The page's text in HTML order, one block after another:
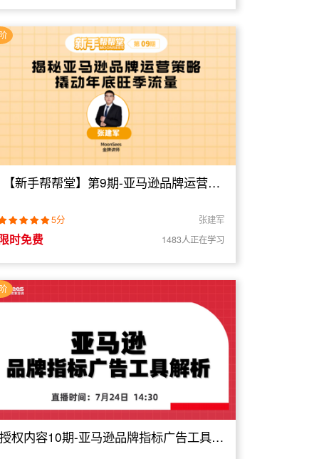
【新手帮帮堂】第9期-亚马逊品牌运营策
5分 张建军
时免费 1483人正在学习
权内容10期-亚马逊品牌指标广告工具全